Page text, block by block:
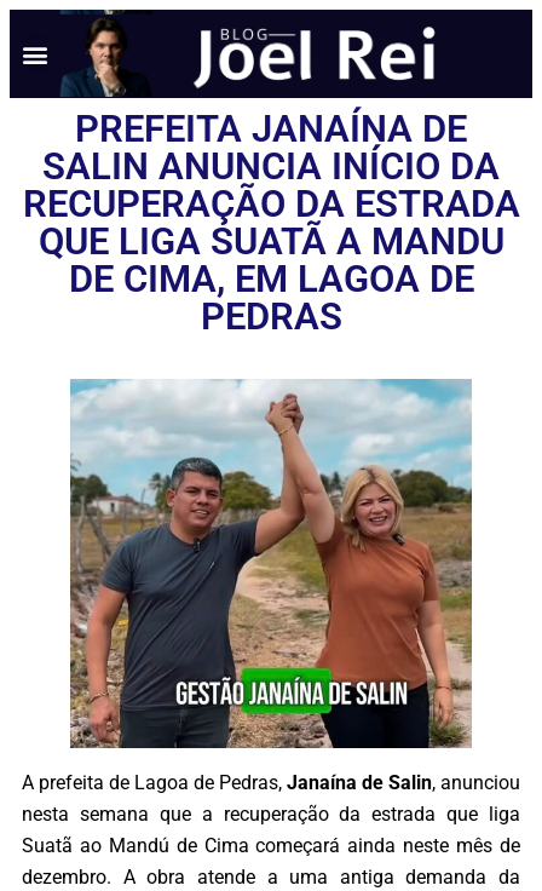
PREFEITA JANAÍNA DE
SALIN ANUNCIA INÍCIO DA
RECUPERAÇÃO DA ESTRADA
QUE LIGA SUATÃ A MANDU
DE CIMA, EM LAGOA DE
PEDRAS
A prefeita de Lagoa de Pedras, Janaína de Salin, anunciou
nesta semana que a recuperação da estrada que liga
Suatã ao Mandú de Cima começará ainda neste mês de
dezembro. A obra atende a uma antiga demanda da